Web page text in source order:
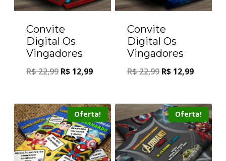
Convite
Digital Os
Vingadores
R$22,99 R$ 12,99
Convite
Digital Os
Vingadores
R$22,99 R$ 12,99
Oferta! Oferta!